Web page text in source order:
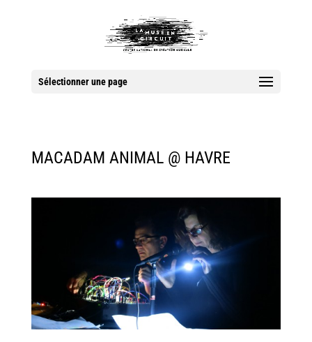
Sélectionner une page
MACADAM ANIMAL @ HAVRE